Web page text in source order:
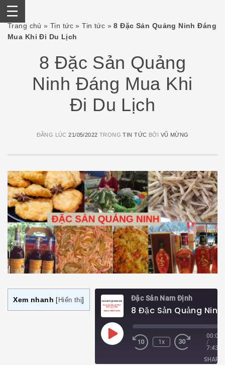
SkipTrang chủ »Tin tức »Tin tức »8 Đặc Sản Quảng Ninh Đáng
Mua Khi Đi Du Lịch
8 Đặc Sản Quảng
Ninh Đáng Mua Khi
Đi Du Lịch
ĐĂNG LÚC21/05/2022 TRONGTIN TỨC BỞI VŨ MỪNG
Xem nhanh Hiển thị Đặc Sản Nam Định
Play
Episode
1x
00:00
/
7:43
SHARE